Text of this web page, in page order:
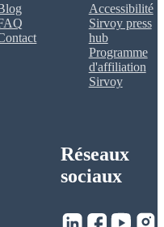
Accessibilité
Sirvoy press
hub
Programme
d'affiliation
Sirvoy
Réseaux
sociaux